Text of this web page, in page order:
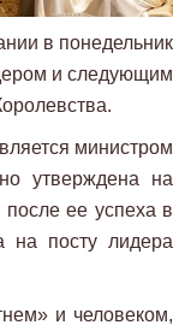
в понедельник
и следующим
министром
утверждена на
после ее успеха в
на посту лидера
и человеком,